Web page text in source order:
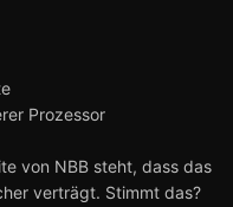
Prozessor
von NBB steht, dass das
verträgt. Stimmt das?